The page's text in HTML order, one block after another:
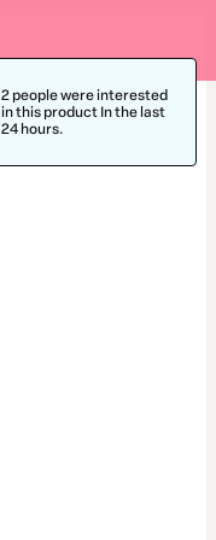
2 people were interested
in this product In the last
24 hours.